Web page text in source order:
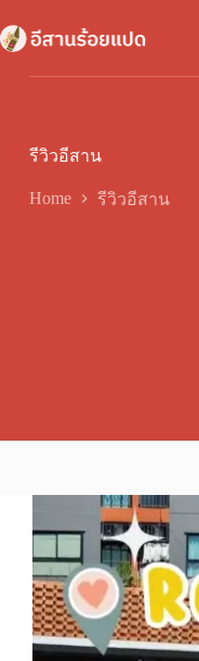
to
content
รีวิวอีสาน
Home รีวิวอีสาน